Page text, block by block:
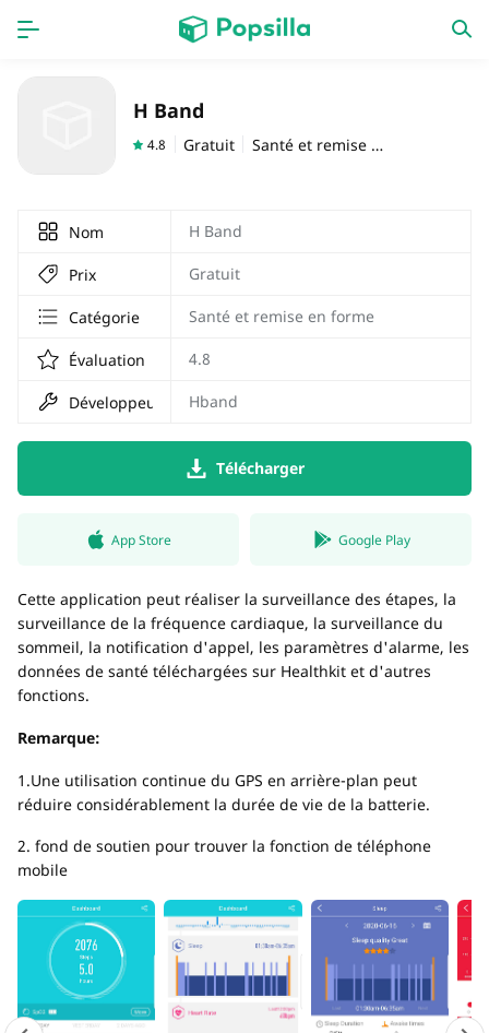
Derniers ajouts
H Band
4.8 Gratuit Santé et remise en forme
Nom H Band
Prix Gratuit
Catégorie Santé et remise en forme
Évaluation 4.8
Développeur Hband
Télécharger
App Store Google Play
Cette application peut réaliser la surveillance des étapes, la
surveillance de la fréquence cardiaque, la surveillance du
sommeil, la notification d'appel, les paramètres d'alarme, les
données de santé téléchargées sur Healthkit et d'autres
fonctions.
Remarque:
1.Une utilisation continue du GPS en arrière-plan peut
réduire considérablement la durée de vie de la batterie.
2. fond de soutien pour trouver la fonction de téléphone
mobile